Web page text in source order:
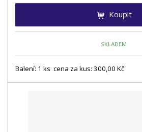
Koupit
SKLADEM
Balení: 1 ks cena za kus: 300,00 Kč